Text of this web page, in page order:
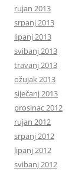
rujan 2013
srpanj 2013
lipanj 2013
svibanj 2013
travanj 2013
ožujak 2013
siječanj 2013
prosinac 2012
rujan 2012
srpanj 2012
lipanj 2012
svibanj 2012